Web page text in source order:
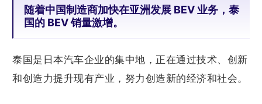
随着中国制造商加快在亚洲发展 BEV 业务，泰
国的 BEV 销量激增。
泰国是日本汽车企业的集中地，正在通过技术、创新
和创造力提升现有产业，努力创造新的经济和社会。